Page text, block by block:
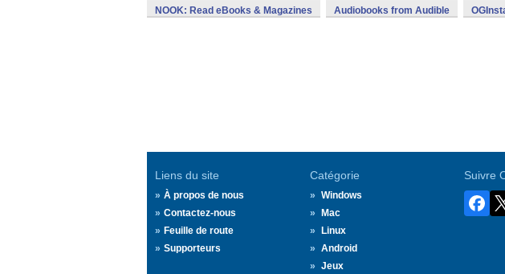
NOOK: Read eBooks & Magazines Audiobooks from Audible
Liens du site
À propos de nous
Contactez-nous
Feuille de route
Supporteurs
Catégorie
Windows
Mac
Linux
Android
Jeux
Suivre